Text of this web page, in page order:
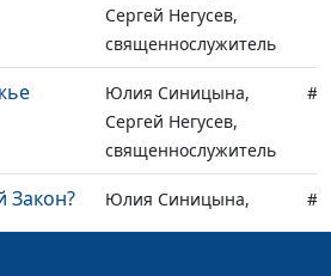
Сергей Негусев,
священнослужитель
Юлия Синицына,
Сергей Негусев,
священнослужитель
Закон?
Юлия Синицына,
Сергей Негусев,